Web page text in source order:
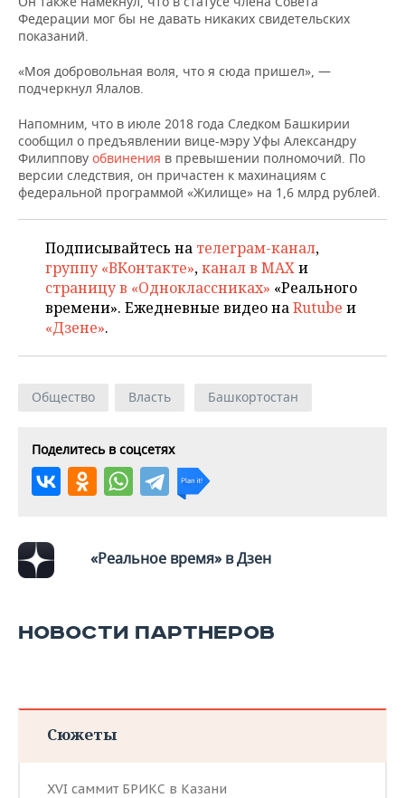
ОПК
ЭНЕРГЕТИКА
ТРАНСПОРТ
IT
ТЕЛЕКОММУНИКАЦИИ
НОВОСТИ МЕРОПРИЯТИЙ
БИЗНЕС-БРАНЧИ
ONLINE-КОНФЕРЕНЦИИ
ОТКРЫТАЯ ЛЕКЦИЯ
СПОРТ
ФУТБОЛ
ХОККЕЙ
БАСКЕТБОЛ
ВОЛЕЙБОЛ
КИБЕРСПОРТ
ФИГУРНОЕ КАТАНИЕ
ХОККЕЙ С МЯЧОМ
НОВОСТИ ОБЩЕСТВА
ВЛАСТЬ
ИНФРАСТРУКТУРА
ИСТОРИЯ
КУЛЬТУРА
МЕДИЦИНА
ПРОИСШЕСТВИЯ
ФОТОГАЛЕРЕЯ
СЮЖЕТЫ
СПРАВОЧНИК
СПИСОК ПЕРСОН
СПИСОК КОМПАНИЙ
Федерации мог бы не давать никаких свидетельских
показаний.
«Моя добровольная воля, что я сюда пришел», —
подчеркнул Ялалов.
Напомним, что в июле 2018 года Следком Башкирии
сообщил о предъявлении вице-мэру Уфы Александру
Филиппову обвинения в превышении полномочий. По
версии следствия, он причастен к махинациям с
федеральной программой «Жилище» на 1,6 млрд рублей.
Подписывайтесь на телеграм-канал,
группу «ВКонтакте»,канал в MAXи
страницу в «Одноклассниках» «Реального
времени». Ежедневные видео наRutube и
«Дзене».
Общество Власть Башкортостан
Поделитесь в соцсетях
«Реальное время» в Дзен
НОВОСТИ ПАРТНЕРОВ
Сюжеты
XVI саммит БРИКС в Казани